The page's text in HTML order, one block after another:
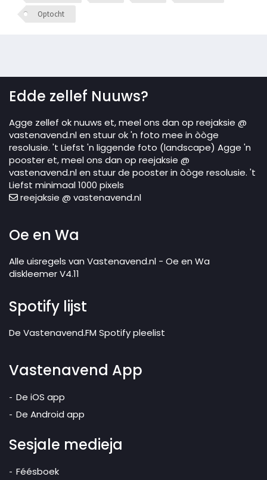
Optocht
Edde zellef Nuuws?
Agge zellef ok nuuws et, meel ons dan op reejaksie @
vastenavend.nl en stuur ok 'n foto mee in òòge
resolusie. 't Liefst 'n liggende foto (landscape) Agge 'n
pooster et, meel ons dan op reejaksie @
vastenavend.nl en stuur de pooster in òòge resolusie. 't
Liefst minimaal 1000 pixels
reejaksie @ vastenavend.nl
Oe en Wa
Alle uisregels van Vastenavend.nl - Oe en Wa
diskleemer V4.11
Spotify lijst
De Vastenavend.FM Spotify pleelist
Vastenavend App
De iOS app
De Android app
Sesjale medieja
Féésboek